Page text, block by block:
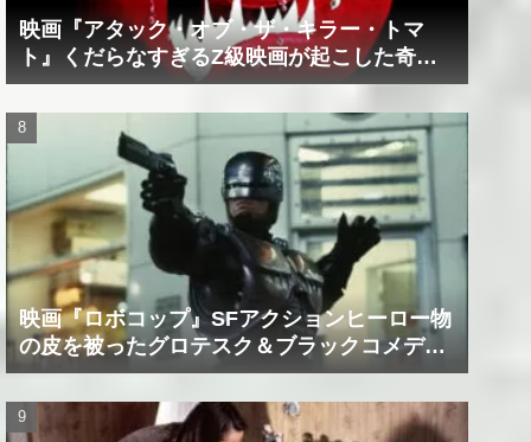
映画『アタック・オブ・ザ・キラー・トマ
ト』くだらなすぎるZ級映画が起こした奇跡
の数々！？
映画『ロボコップ』SFアクションヒーロー物
の皮を被ったグロテスク＆ブラックコメデ
ィ！？